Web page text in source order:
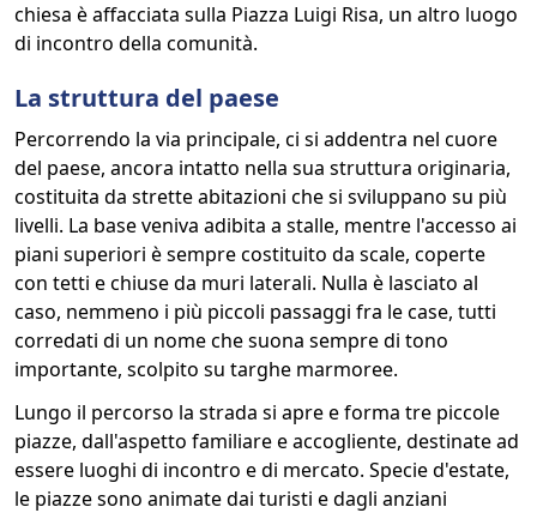
chiesa è affacciata sulla Piazza Luigi Risa, un altro luogo
di incontro della comunità.
La struttura del paese
Percorrendo la via principale, ci si addentra nel cuore
del paese, ancora intatto nella sua struttura originaria,
costituita da strette abitazioni che si sviluppano su più
livelli. La base veniva adibita a stalle, mentre l'accesso ai
piani superiori è sempre costituito da scale, coperte
con tetti e chiuse da muri laterali. Nulla è lasciato al
caso, nemmeno i più piccoli passaggi fra le case, tutti
corredati di un nome che suona sempre di tono
importante, scolpito su targhe marmoree.
Lungo il percorso la strada si apre e forma tre piccole
piazze, dall'aspetto familiare e accogliente, destinate ad
essere luoghi di incontro e di mercato. Specie d'estate,
le piazze sono animate dai turisti e dagli anziani